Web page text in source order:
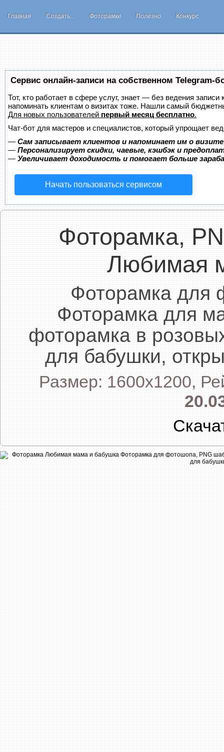
Главная Создать... Фоторамки Полезно Конкурс
Сервис онлайн-записи на собственном Telegram-
Тот, кто работает в сфере услуг, знает — без ведения
напоминать клиентам о визитах тоже. Нашли самый
Для новых пользователей первый месяц бесплатно.
Чат-бот для мастеров и специалистов, который упрощает
— Сам записывает клиентов и напоминает им о
— Персонализирует скидки, чаевые, кэшбэк и
— Увеличивает доходимость и помогает больше
Начать пользоваться сервисом
Фоторамка,
Любимая
Фоторамка для
Фоторамка для
фоторамка в
для бабушки,
Размер: 1600x1200,